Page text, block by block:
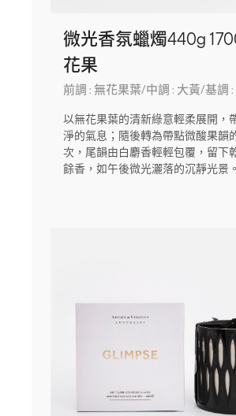
微光香氛蠟燭440g
花果
前調 : 無花果葉/中調 : 大黃/基調
以無花果葉的清新綠意輕柔展開，
淨的氣息；隨後轉為帶點微酸果韻
次，尾韻由白麝香輕輕包覆，留下
餘香，如午後微光灑落的沉靜光景。